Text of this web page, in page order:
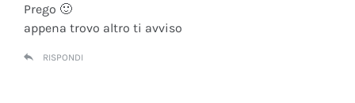
Prego 🙂
appena trovo altro ti avviso
RISPONDI